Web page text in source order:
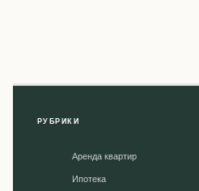
РУБРИКИ
Аренда квартир
Ипотека